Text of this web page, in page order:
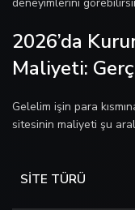
2026’da
Maliyeti:
Gelelim işin para
sitesinin maliyeti şu
SITE TÜRÜ